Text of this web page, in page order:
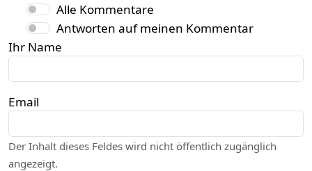
Alle Kommentare
Antworten auf meinen Kommentar
Ihr Name
Email
Der Inhalt dieses Feldes wird nicht öffentlich zugänglich
angezeigt.